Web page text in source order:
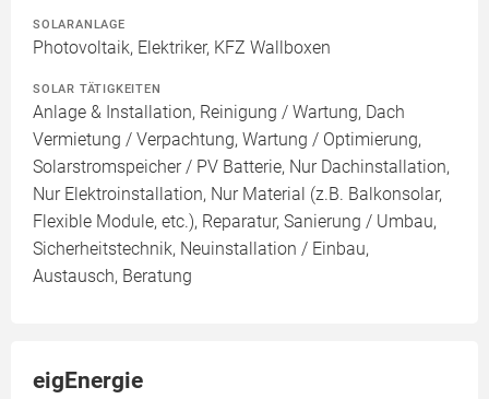
SOLARANLAGE
Photovoltaik, Elektriker, KFZ Wallboxen
SOLAR TÄTIGKEITEN
Anlage & Installation, Reinigung / Wartung, Dach
Vermietung / Verpachtung, Wartung / Optimierung,
Solarstromspeicher / PV Batterie, Nur Dachinstallation,
Nur Elektroinstallation, Nur Material (z.B. Balkonsolar,
Flexible Module, etc.), Reparatur, Sanierung / Umbau,
Sicherheitstechnik, Neuinstallation / Einbau,
Austausch, Beratung
eigEnergie